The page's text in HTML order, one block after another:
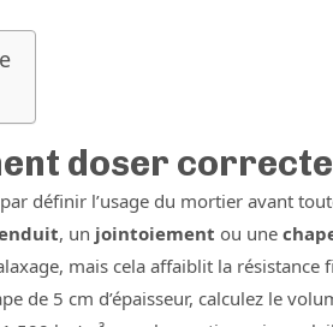
doser
définir l’usage du mortier avant
, un jointoiement ou une
mais cela affaiblit la résistance
de 5 cm d’épaisseur, calculez le